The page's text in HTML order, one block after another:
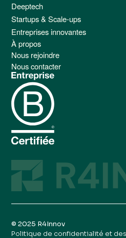
Deeptech
Startups & Scale-ups
Entreprises innovantes
À propos
Nous rejoindre
Nous contacter
© 2025 R4Innov
Politique de confidentialité et